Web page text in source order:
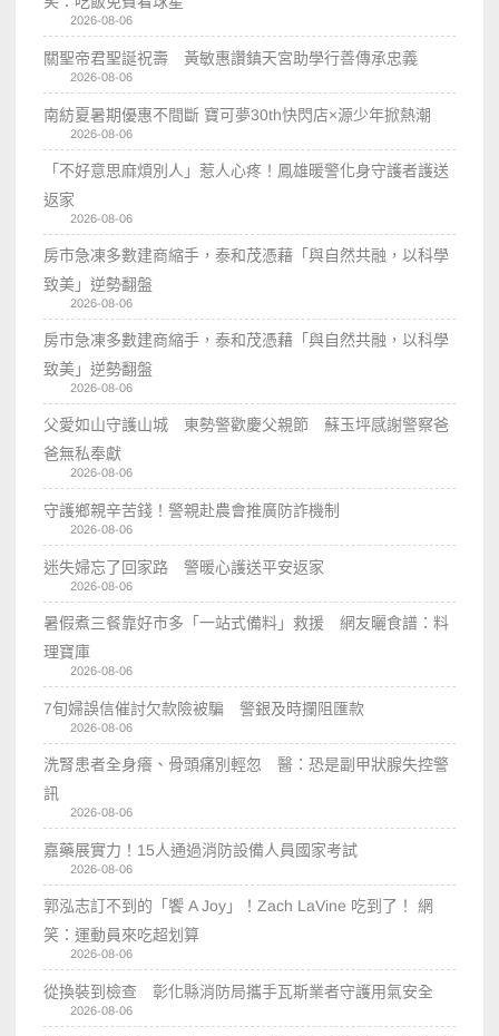
2026-08-06
關聖帝君聖誕祝壽 黃敏惠讚鎮天宮助學行善傳承忠義
2026-08-06
南紡夏暑期優惠不間斷 寶可夢30th快閃店×源少年掀熱潮
2026-08-06
「不好意思麻煩別人」惹人心疼！鳳雄暖警化身守護者護送
返家
2026-08-06
房市急凍多數建商縮手，泰和茂憑藉「與自然共融，以科學
致美」逆勢翻盤
2026-08-06
房市急凍多數建商縮手，泰和茂憑藉「與自然共融，以科學
致美」逆勢翻盤
2026-08-06
父愛如山守護山城 東勢警歡慶父親節 蘇玉坪感謝警察爸
爸無私奉獻
2026-08-06
守護鄉親辛苦錢！警親赴農會推廣防詐機制
2026-08-06
迷失婦忘了回家路 警暖心護送平安返家
2026-08-06
暑假煮三餐靠好市多「一站式備料」救援 網友曬食譜：料
理寶庫
2026-08-06
7旬婦誤信催討欠款險被騙 警銀及時攔阻匯款
2026-08-06
洗腎患者全身癢、骨頭痛別輕忽 醫：恐是副甲狀腺失控警
訊
2026-08-06
嘉藥展實力！15人通過消防設備人員國家考試
2026-08-06
郭泓志訂不到的「饗 A Joy」！Zach LaVine 吃到了！ 網
笑：運動員來吃超划算
2026-08-06
從換裝到檢查 彰化縣消防局攜手瓦斯業者守護用氣安全
2026-08-06